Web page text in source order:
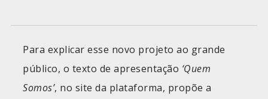
Para explicar esse novo projeto ao grande
público, o texto de apresentação ‘Quem
Somos’, no site da plataforma, propõe a